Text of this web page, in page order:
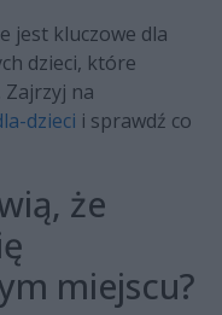
jest kluczowe dla
dzieci, które
na
dzieci i sprawdź co
że
miejscu?